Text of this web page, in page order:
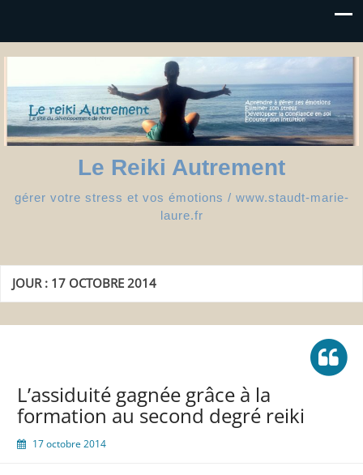
Le Reiki Autrement
gérer votre stress et vos émotions / www.staudt-marie-
laure.fr
JOUR : 17 OCTOBRE 2014
L’assiduité gagnée grâce à la
formation au second degré reiki
17 octobre 2014